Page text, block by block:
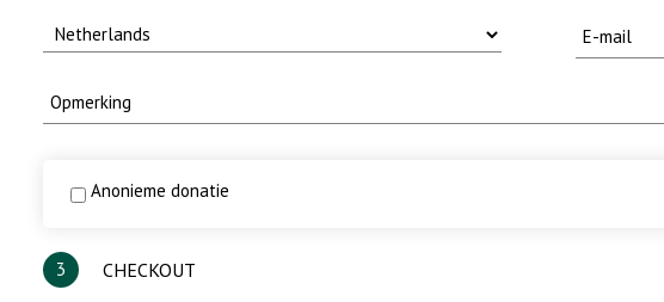
Anonieme donatie
3 CHECKOUT